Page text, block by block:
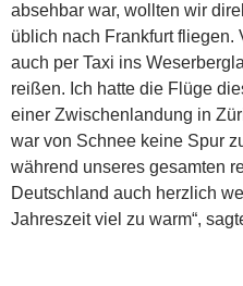
absehbar war, wollten wir
üblich nach Frankfurt fliegen.
auch per Taxi ins
reißen. Ich hatte die Flüge
einer Zwischenlandung in
war von Schnee keine Spur
während unseres gesamten
Deutschland auch herzlich
Jahreszeit viel zu warm“,